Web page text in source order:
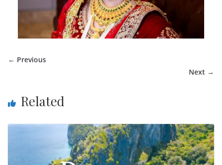
← Previous
Next →
Related